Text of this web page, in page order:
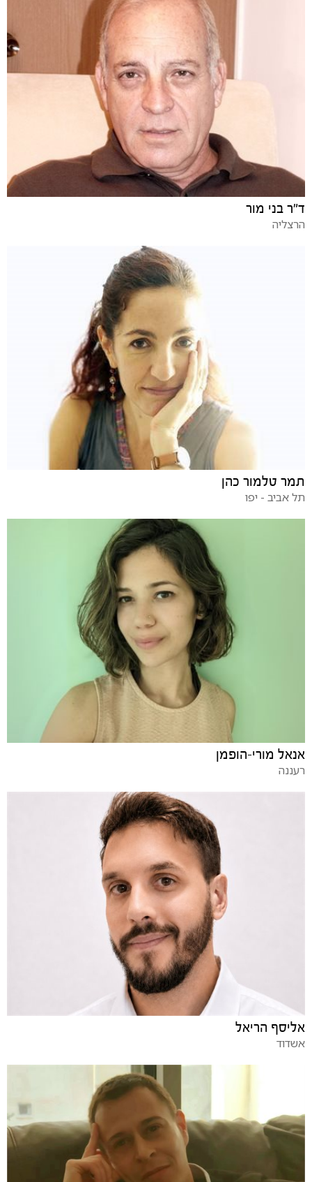
ד"ר בני מור
הרצליה
תמר טלמור כהן
תל אביב - יפו
אנאל מורי-הופמן
רעננה
אליסף הריאל
אשדוד